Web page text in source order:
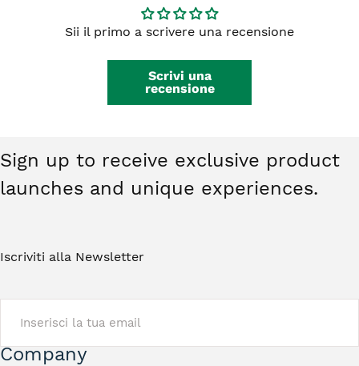
confezione originale. Gli orecchini non
rientrano nel diritto di recesso. Ti basterà
Sii il primo a scrivere una recensione
Scrivi una
recensione
Sign up to receive exclusive product
launches and unique experiences.
Iscriviti alla Newsletter
EMAIL
Company